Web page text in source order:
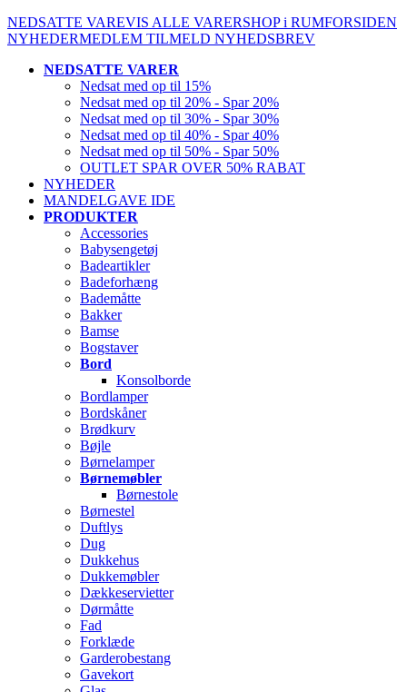
NEDSATTE VAREVIS ALLE VARERSHOP i RUMFORSIDEN
NYHEDERMEDLEM TILMELD NYHEDSBREV
NEDSATTE VARER
Nedsat med op til 15%
Nedsat med op til 20% - Spar 20%
Nedsat med op til 30% - Spar 30%
Nedsat med op til 40% - Spar 40%
Nedsat med op til 50% - Spar 50%
OUTLET SPAR OVER 50% RABAT
NYHEDER
MANDELGAVE IDE
PRODUKTER
Accessories
Babysengetøj
Badeartikler
Badeforhæng
Bademåtte
Bakker
Bamse
Bogstaver
Bord
Konsolborde
Bordlamper
Bordskåner
Brødkurv
Bøjle
Børnelamper
Børnemøbler
Børnestole
Børnestel
Duftlys
Dug
Dukkehus
Dukkemøbler
Dækkeservietter
Dørmåtte
Fad
Forklæde
Garderobestang
Gavekort